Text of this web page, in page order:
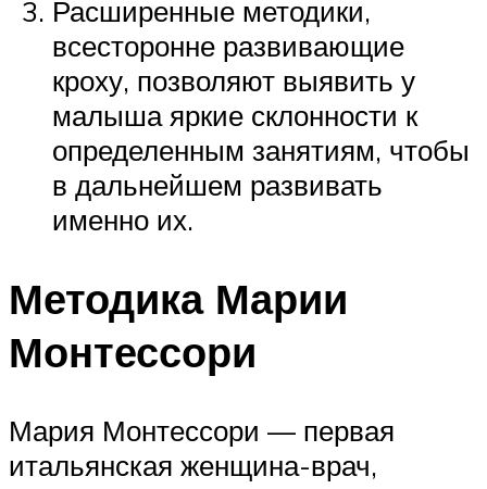
Расширенные методики,
всесторонне развивающие
кроху, позволяют выявить у
малыша яркие склонности к
определенным занятиям, чтобы
в дальнейшем развивать
именно их.
Методика Марии
Монтессори
Мария Монтессори — первая
итальянская женщина-врач,